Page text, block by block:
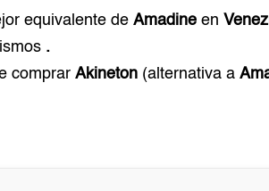
equivalente deAmadine en
.
comprarAkineton (alternativa a